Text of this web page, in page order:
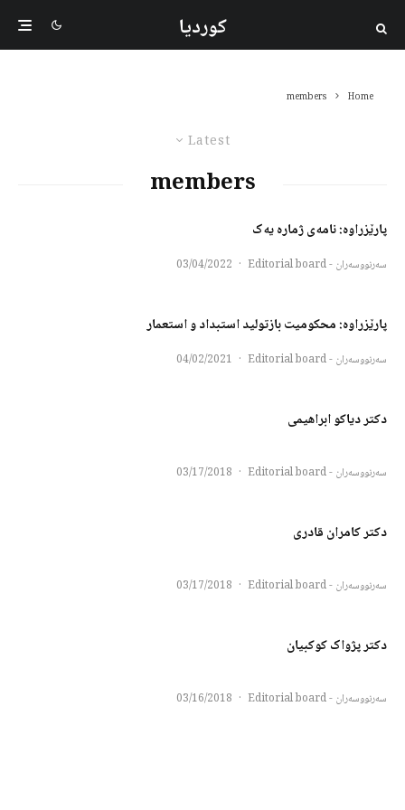
کوردیا
Home
members
Latest
members
پارێزراوه‌: نامەی ژمارە یەک
سەرنووسەران - Editorial board ·
03/04/2022
پارێزراوه‌: محکومیت بازتولید استبداد و استعمار
سەرنووسەران - Editorial board ·
04/02/2021
دکتر دیاکو ابراهیمی
سەرنووسەران - Editorial board ·
03/17/2018
دکتر کامران قادری
سەرنووسەران - Editorial board ·
03/17/2018
دکتر پژواک کوکبیان
سەرنووسەران - Editorial board ·
03/16/2018